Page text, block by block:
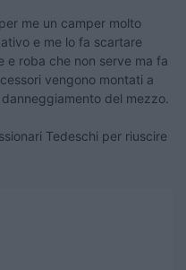
me un camper molto
e me lo fa scartare
e roba che non serve ma fa
vengono montati a
del mezzo.
Tedeschi per riuscire